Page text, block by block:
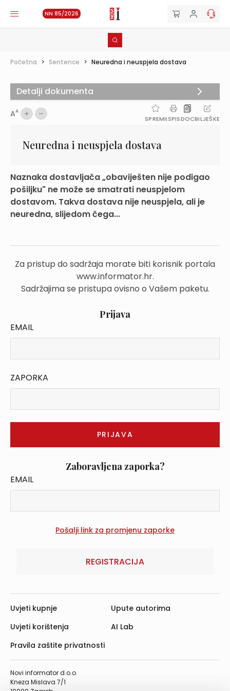
NN 85/2026
Početna > Sentence > Neuredna i neuspjela dostava
AA
SPREMIISPISDOCBILJEŠKE
Neuredna i neuspjela dostava
Naznaka dostavljača „obaviješten nije podigao
pošiljku" ne može se smatrati neuspjelom
dostavom. Takva dostava nije neuspjela, ali je
neuredna, slijedom čega...
Za pristup do sadržaja morate biti korisnik portala
www.informator.hr.
Sadržajima se pristupa ovisno o Vašem paketu.
Prijava
EMAIL
ZAPORKA
Zaboravljena zaporka?
EMAIL
REGISTRACIJA
Detalji dokumenta
Novi informator d.o.o.
Kneza Mislava 7/1
Uvjeti kupnje
Uvjeti korištenja
Pravila zaštite privatnosti
Upute autorima
AI Lab